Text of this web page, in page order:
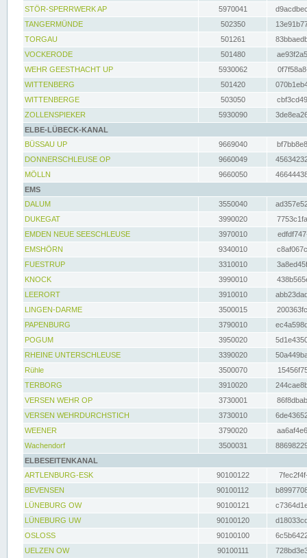
STÖR-SPERRWERK AP 5970041
TANGERMÜNDE
502350
TORGAU
501261
VOCKERODE
501480
WEHR GEESTHACHT UP
5930062
WITTENBERG
501420
WITTENBERGE
503050
ZOLLENSPIEKER
5930090
ELBE-LÜBECK-KANAL
BÜSSAU UP
9669040
DONNERSCHLEUSE OP
9660049
MÖLLN
9660050
EMS
DALUM
3550040
DUKEGAT
3990020
EMDEN NEUE SEESCHLEUSE
3970010
EMSHÖRN
9340010
FUESTRUP
3310010
KNOCK
3990010
LEERORT
3910010
LINGEN-DARME
3500015
PAPENBURG
3790010
POGUM
3950020
RHEINE UNTERSCHLEUSE
3390020
Rühle
3500070
TERBORG
3910020
VERSEN WEHR OP
3730001
VERSEN WEHRDURCHSTICH
3730010
WEENER
3790020
Wachendorf
3500031
ELBESEITENKANAL
ARTLENBURG-ESK
90100122
BEVENSEN
90100112
LÜNEBURG OW
90100121
LÜNEBURG UW
90100120
OSLOSS
90100100
UELZEN OW
90100111